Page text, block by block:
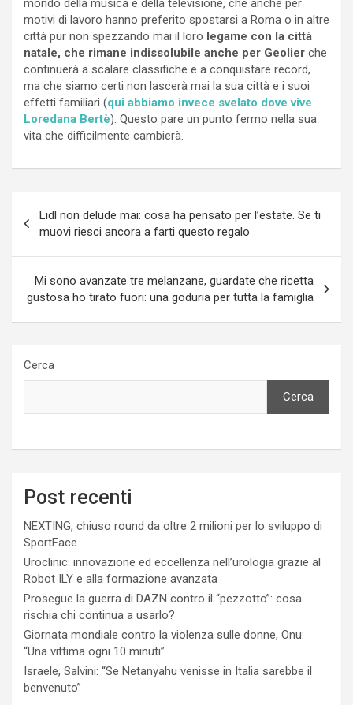
mondo della musica e della televisione, che anche per
motivi di lavoro hanno preferito spostarsi a Roma o in altre
città pur non spezzando mai il loro legame con la città
natale, che rimane indissolubile anche per Geolier che
continuerà a scalare classifiche e a conquistare record,
ma che siamo certi non lascerà mai la sua città e i suoi
effetti familiari (qui abbiamo invece svelato dove vive
Loredana Bertè). Questo pare un punto fermo nella sua
vita che difficilmente cambierà.
articoli
Lidl non delude mai: cosa ha pensato per l’estate. Se ti
muovi riesci ancora a farti questo regalo
Mi sono avanzate tre melanzane, guardate che ricetta
gustosa ho tirato fuori: una goduria per tutta la famiglia
Cerca
Cerca
Post recenti
NEXTING, chiuso round da oltre 2 milioni per lo sviluppo di
SportFace
Uroclinic: innovazione ed eccellenza nell’urologia grazie al
Robot ILY e alla formazione avanzata
Prosegue la guerra di DAZN contro il “pezzotto”: cosa
rischia chi continua a usarlo?
Giornata mondiale contro la violenza sulle donne, Onu:
“Una vittima ogni 10 minuti”
Israele, Salvini: “Se Netanyahu venisse in Italia sarebbe il
benvenuto”